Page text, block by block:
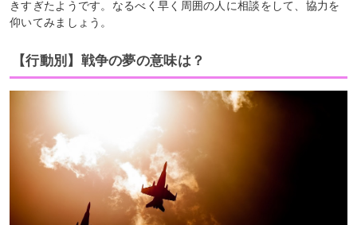
きすぎたようです。なるべく早く周囲の人に相談をして、協力を
仰いてみましょう。
【行動別】戦争の夢の意味は？